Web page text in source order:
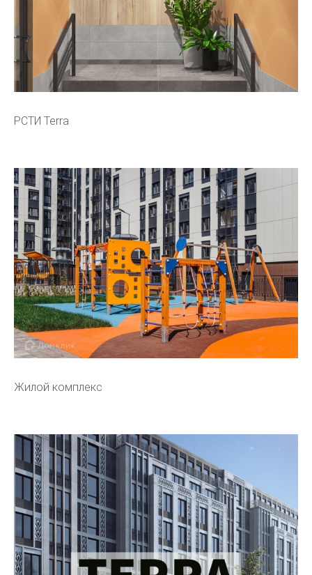
РСТИ Terra
Жилой комплекс